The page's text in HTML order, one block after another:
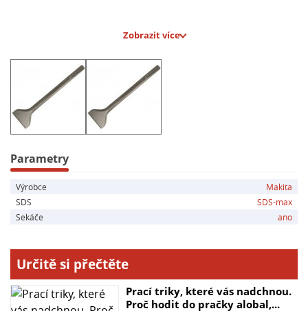
- Délka: 400 mm
- Upnutí: SDS-MAX
- Materiál: kvalitní ocel
- Vhodný pro: odstraňování betonu, dlažby, omítky
Zobrazit více
Parametry
Výrobce
Makita
SDS
SDS-max
Sekáče
ano
Určitě si přečtěte
Prací triky, které vás nadchnou.
Proč hodit do pračky alobal,...